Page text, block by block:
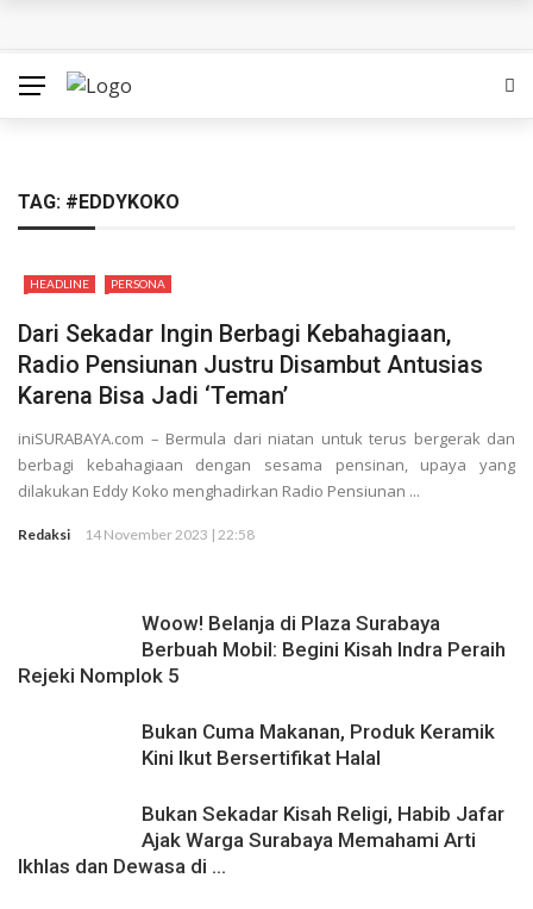
Kisah Indra Peraih Rejeki Nomplok 5
Surabaya Memahami Arti Ikhlas dan Dewasa di Film ‘Seni
Merayu Tuhan’
Ambisi Besar di Era AI: Indosat Bangun ‘Pabrik AI’ untuk
Pasar Asia-Pasifik
TAG: #EDDYKOKO
HEADLINE PERSONA
Dari Sekadar Ingin Berbagi Kebahagiaan,
Radio Pensiunan Justru Disambut Antusias
Karena Bisa Jadi ‘Teman’
iniSURABAYA.com – Bermula dari niatan untuk terus bergerak dan
berbagi kebahagiaan dengan sesama pensinan, upaya yang
dilakukan Eddy Koko menghadirkan Radio Pensiunan ...
Redaksi 14 November 2023 | 22:58
Woow! Belanja di Plaza Surabaya
Berbuah Mobil: Begini Kisah Indra Peraih
Rejeki Nomplok 5
Bukan Cuma Makanan, Produk Keramik
Kini Ikut Bersertifikat Halal
Bukan Sekadar Kisah Religi, Habib Jafar
Ajak Warga Surabaya Memahami Arti
Ikhlas dan Dewasa di ...